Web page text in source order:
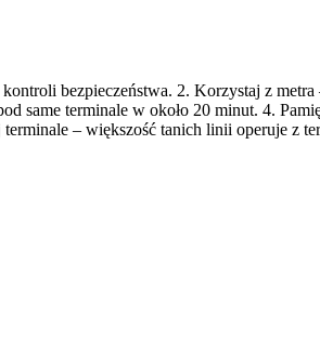
bezpieczeństwa. 2. Korzystaj z
same terminale w około 20 minut. 4.
– większość tanich linii operuje z